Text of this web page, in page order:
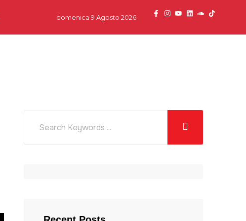
domenica 9 Agosto 2026